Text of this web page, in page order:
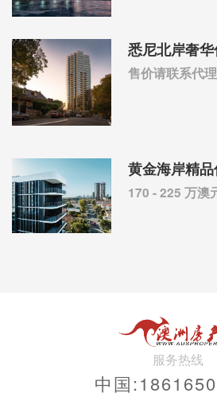
悉尼北岸奢
售价请联系代
黄金海岸精
170 - 225 万澳
服务热线
中国